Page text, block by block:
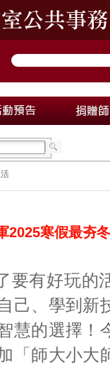
2025寒假最夯
要有好玩的
己、學到新
慧的選擇！
「師大小大